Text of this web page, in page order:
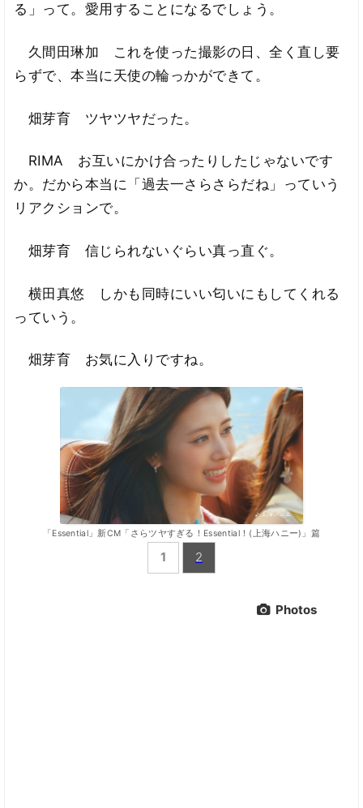
る」って。愛用することになるでしょう。
久間田琳加 これを使った撮影の日、全く直し要
らずで、本当に天使の輪っかができて。
畑芽育 ツヤツヤだった。
RIMA お互いにかけ合ったりしたじゃないです
か。だから本当に「過去一さらさらだね」っていう
リアクションで。
畑芽育 信じられないぐらい真っ直ぐ。
横田真悠 しかも同時にいい匂いにもしてくれる
っていう。
畑芽育 お気に入りですね。
「Essential」新CM「さらツヤすぎる！Essential！(上海ハニー)」篇
1 2
Photos